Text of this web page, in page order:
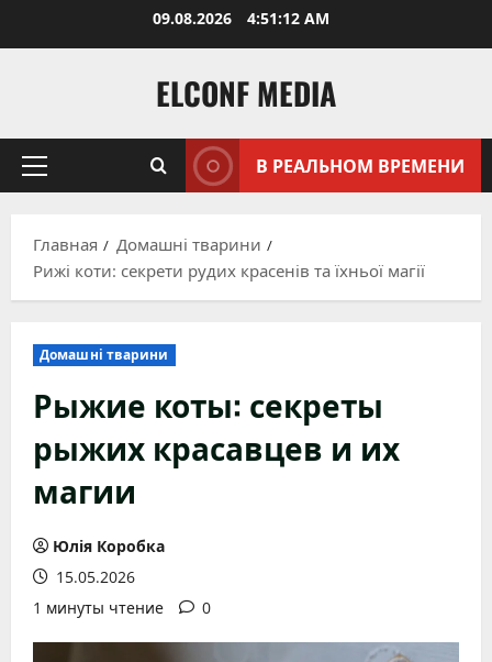
09.08.2026 4:51:13 AM
ELCONF MEDIA
Основное
В РЕАЛЬНОМ ВРЕМЕНИ
Главная
Домашні тварини
Рижі коти: секрети рудих красенів та їхньої магії
Домашні тварини
Рыжие коты: секреты
рыжих красавцев и их
магии
Юлія Коробка
15.05.2026
1 минуты чтение
0